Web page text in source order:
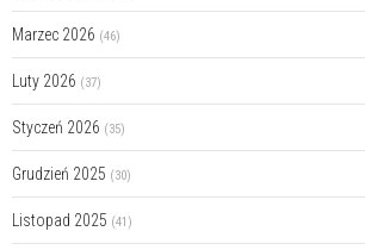
Marzec 2026 (46)
Luty 2026 (37)
Styczeń 2026 (35)
Grudzień 2025 (30)
Listopad 2025 (41)